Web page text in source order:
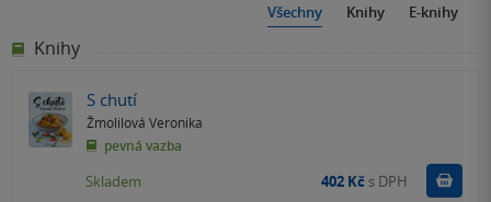
Všechny Knihy E-knihy
Knihy
S chutí
Žmolilová Veronika
pevná vazba
Skladem 402 Kč s DPH